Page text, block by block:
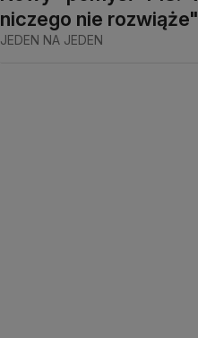
niczego nie rozwiąże"
JEDEN NA JEDEN